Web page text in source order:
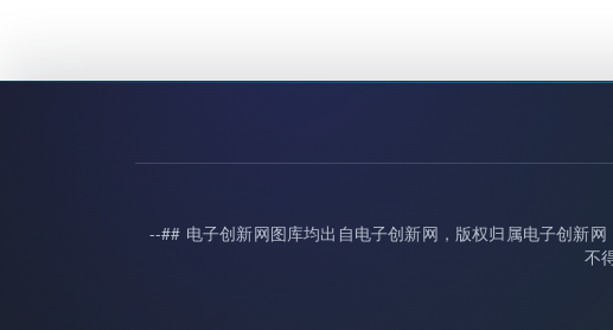
--## 电子创新网图库均出自电子创新网，版权归属电子创新
不